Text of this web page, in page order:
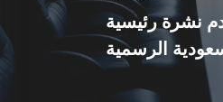
نشرة رئيسية
الرسمية